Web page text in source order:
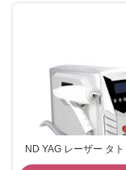
ND YAG レーザー タ
毛皮と老化色素を